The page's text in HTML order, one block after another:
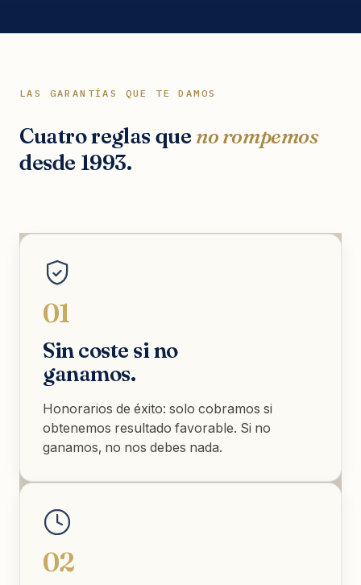
LAS GARANTÍAS QUE TE DAMOS
Cuatro reglas que no rompemos
desde 1993.
01
Sin coste si no
ganamos.
Honorarios de éxito: solo cobramos si
obtenemos resultado favorable. Si no
ganamos, no nos debes nada.
02